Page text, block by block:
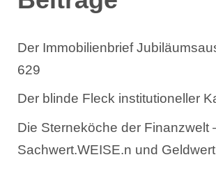
Der Immobilienbrief
629
Der blinde Fleck institutioneller
Die Sterneköche der Finanzwelt
Sachwert.WEISE.n und